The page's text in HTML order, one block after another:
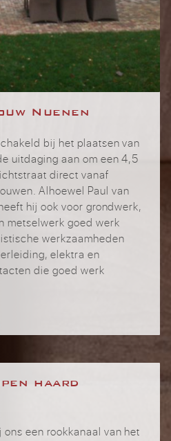
Nuenen
bij het plaatsen van
uitdaging aan om een 4,5
direct vanaf
Alhoewel Paul van
hij ook voor grondwerk,
metselwerk goed werk
werkzaamheden
elektra en
die goed werk
haard
een rookkanaal van het